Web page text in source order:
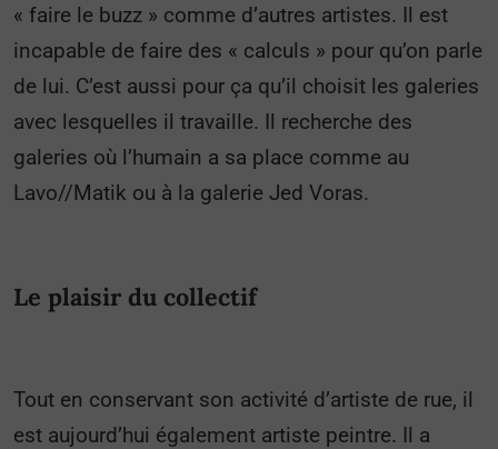
« faire le buzz » comme d’autres artistes. Il est
incapable de faire des « calculs » pour qu’on parle
de lui. C’est aussi pour ça qu’il choisit les galeries
avec lesquelles il travaille. Il recherche des
galeries où l’humain a sa place comme au
Lavo//Matik ou à la galerie Jed Voras.
Le plaisir du collectif
Tout en conservant son activité d’artiste de rue, il
est aujourd’hui également artiste peintre. Il a